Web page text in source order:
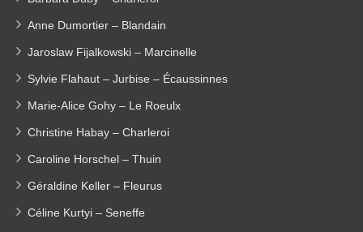
Anne Dumortier – Blandain
Jaroslaw Fijalkowski – Marcinelle
Sylvie Flahaut – Jurbise – Écaussinnes
Marie-Alice Gohy – Le Roeulx
Christine Habay – Charleroi
Caroline Horschel – Thuin
Géraldine Keller – Fleurus
Céline Kurtyi – Seneffe